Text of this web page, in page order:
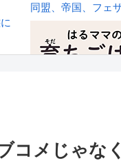
同盟、帝国、フェ
コメじゃな